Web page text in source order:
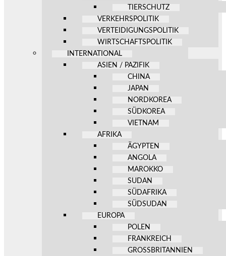
TIERSCHUTZ
VERKEHRSPOLITIK
VERTEIDIGUNGSPOLITIK
WIRTSCHAFTSPOLITIK
INTERNATIONAL
ASIEN / PAZIFIK
CHINA
JAPAN
NORDKOREA
SÜDKOREA
VIETNAM
AFRIKA
ÄGYPTEN
ANGOLA
MAROKKO
SUDAN
SÜDAFRIKA
SÜDSUDAN
EUROPA
POLEN
FRANKREICH
GROSSBRITANNIEN